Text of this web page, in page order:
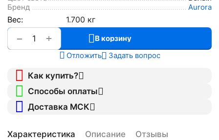
Бренд
Aurora
Вес: 1.700 кг
+
−
В корзину
Отложить
Задать вопрос
Как купить?
Способы оплаты
Доставка МСК
Характеристика Описание Отзывы